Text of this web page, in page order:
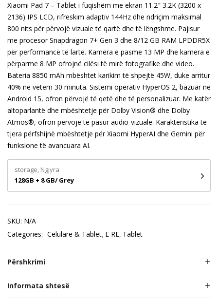
Xiaomi Pad 7 – Tablet i fuqishëm me ekran 11.2″ 3.2K (3200 x
2136) IPS LCD, rifreskim adaptiv 144Hz dhe ndriçim maksimal
800 nits për përvojë vizuale të qartë dhe të lëngshme. Pajisur
me procesor Snapdragon 7+ Gen 3 dhe 8/12 GB RAM LPDDR5X
për performancë të lartë. Kamera e pasme 13 MP dhe kamera e
përparme 8 MP ofrojnë cilësi të mirë fotografike dhe video.
Bateria 8850 mAh mbështet karikim të shpejtë 45W, duke arritur
40% në vetëm 30 minuta. Sistemi operativ HyperOS 2, bazuar në
Android 15, ofron përvojë të qetë dhe të personalizuar. Me katër
altoparlantë dhe mbështetje për Dolby Vision® dhe Dolby
Atmos®, ofron përvojë të pasur audio-vizuale. Karakteristika të
tjera përfshijnë mbështetje për Xiaomi HyperAI dhe Gemini për
funksione të avancuara AI.
storage, Ngjyra
128GB + 8 GB/ Grey
SKU: N/A
Categories: Celularë & Tablet E RE Tablet
Përshkrimi
Informata shtesë